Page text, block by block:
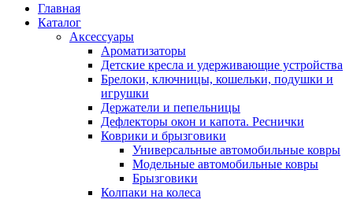
Главная
Каталог
Аксессуары
Ароматизаторы
Детские кресла и удерживающие устройства
Брелоки, ключницы, кошельки, подушки и
игрушки
Держатели и пепельницы
Дефлекторы окон и капота. Реснички
Коврики и брызговики
Универсальные автомобильные ковры
Модельные автомобильные ковры
Брызговики
Колпаки на колеса